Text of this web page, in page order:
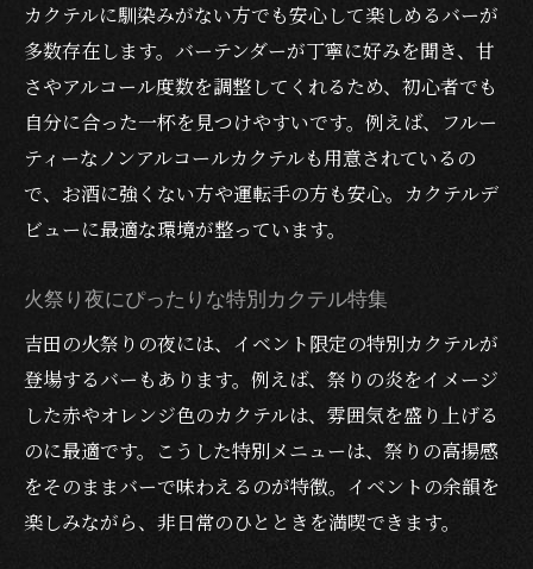
カクテルに馴染みがない方でも安心して楽しめるバーが
多数存在します。バーテンダーが丁寧に好みを聞き、甘
さやアルコール度数を調整してくれるため、初心者でも
自分に合った一杯を見つけやすいです。例えば、フルー
ティーなノンアルコールカクテルも用意されているの
で、お酒に強くない方や運転手の方も安心。カクテルデ
ビューに最適な環境が整っています。
火祭り夜にぴったりな特別カクテル特集
吉田の火祭りの夜には、イベント限定の特別カクテルが
登場するバーもあります。例えば、祭りの炎をイメージ
した赤やオレンジ色のカクテルは、雰囲気を盛り上げる
のに最適です。こうした特別メニューは、祭りの高揚感
をそのままバーで味わえるのが特徴。イベントの余韻を
楽しみながら、非日常のひとときを満喫できます。